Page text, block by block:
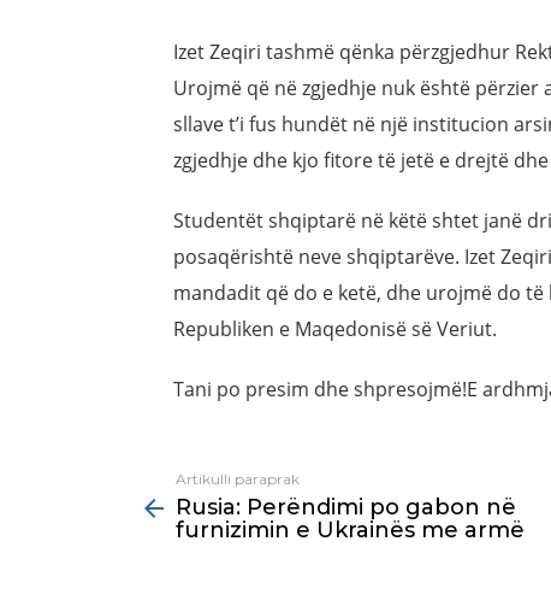
Izet Zeqiri tashmë qënka përzgjedhur
Urojmë që në zgjedhje nuk është
sllave t’i fus hundët në një institucion
zgjedhje dhe kjo fitore të jetë e drejtë
Studentët shqiptarë në këtë shtet janë
posaqërishtë neve shqiptarëve. Izet
mandadit që do e ketë, dhe urojmë do
Republiken e Maqedonisë së Veriut.
Tani po presim dhe shpresojmë!E
more
Artikulli paraprak
Rusia: Perëndimi po gabon në
furnizimin e Ukrainës me armë